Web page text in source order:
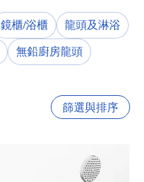
鏡櫃/浴櫃
龍頭及淋浴
無鉛廚房龍頭
篩選與排序